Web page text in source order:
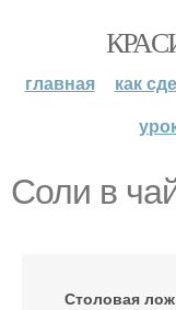
главная как
Соли в
Столовая